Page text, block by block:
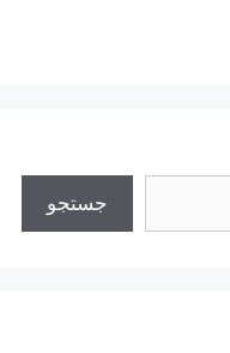
جستجو